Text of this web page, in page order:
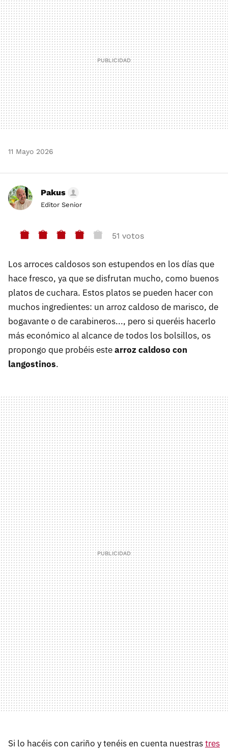
11 Mayo 2026
Pakus
Editor Senior
51 votos
Los arroces caldosos son estupendos en los días que
hace fresco, ya que se disfrutan mucho, como buenos
platos de cuchara. Estos platos se pueden hacer con
muchos ingredientes: un arroz caldoso de marisco, de
bogavante o de carabineros..., pero si queréis hacerlo
más económico al alcance de todos los bolsillos, os
propongo que probéis estearroz caldoso con
langostinos.
Si lo hacéis con cariño y tenéis en cuenta nuestrastres